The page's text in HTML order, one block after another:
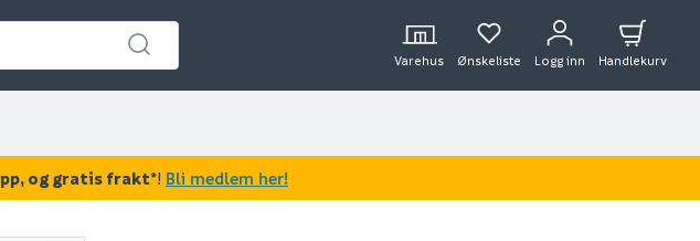
Varehus Ønskeliste Logg inn Handlekurv
og gratis frakt*! Bli medlem her!